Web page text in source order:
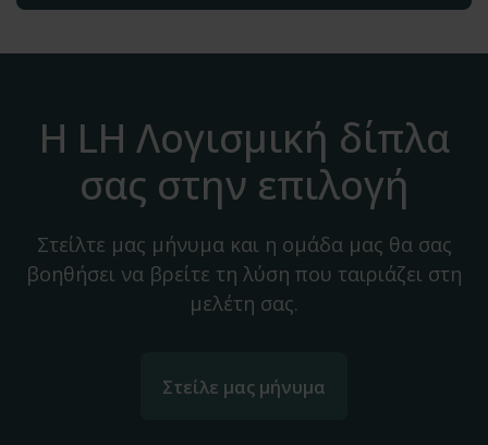
Η LH Λογισμική δίπλα
σας στην επιλογή
Στείλτε μας μήνυμα και η ομάδα μας θα σας
βοηθήσει να βρείτε τη λύση που ταιριάζει στη
μελέτη σας.
Στείλε μας μήνυμα